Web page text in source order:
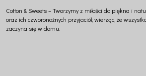
Cotton & Sweets – Tworzymy z miłości do piękna i
oraz ich czworonożnych przyjaciół, wierząc, że
zaczyna się w domu.